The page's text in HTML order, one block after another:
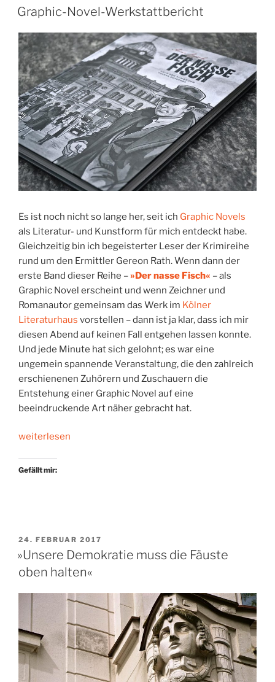
AM
Graphic-Novel-Werkstattbericht
Es ist noch nicht so lange her, seit ich Graphic Novels
als Literatur- und Kunstform für mich entdeckt habe.
Gleichzeitig bin ich begeisterter Leser der Krimireihe
rund um den Ermittler Gereon Rath. Wenn dann der
erste Band dieser Reihe –»Der nasse Fisch« – als
Graphic Novel erscheint und wenn Zeichner und
Romanautor gemeinsam das Werk im Kölner
Literaturhaus vorstellen – dann ist ja klar, dass ich mir
diesen Abend auf keinen Fall entgehen lassen konnte.
Und jede Minute hat sich gelohnt; es war eine
ungemein spannende Veranstaltung, die den zahlreich
erschienenen Zuhörern und Zuschauern die
Entstehung einer Graphic Novel auf eine
beeindruckende Art näher gebracht hat.
„Graphic-
Werkstattbericht“
weiterlesen
Gefällt mir:
VERÖFFENTLICHT
AM
24. FEBRUAR 2017
»Unsere Demokratie muss die Fäuste
oben halten«